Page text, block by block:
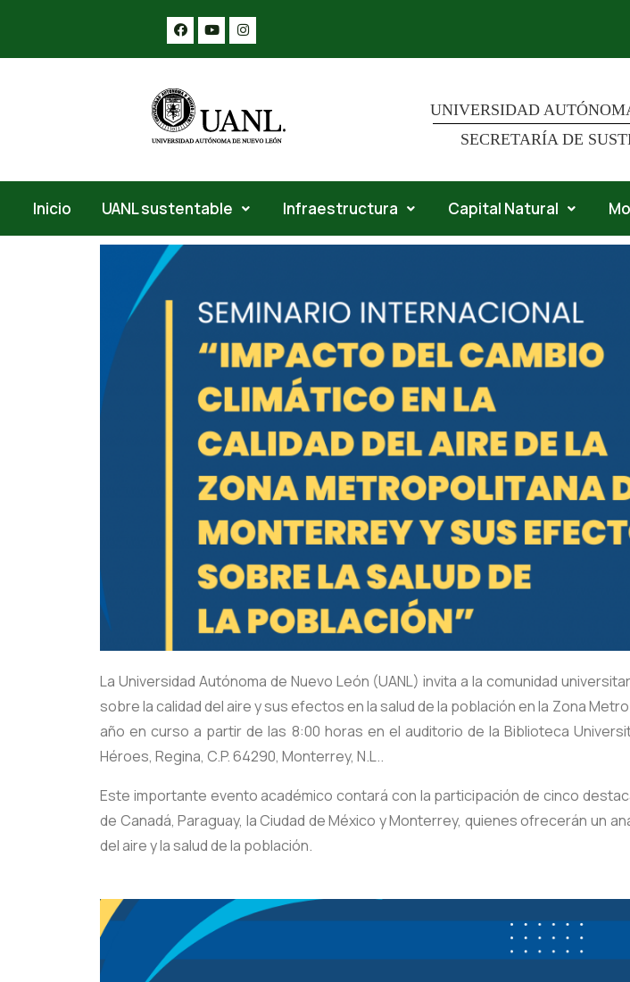
UNIVERSIDAD
SECRETARÍA DE
Inicio UANL sustentable Infraestructura Capital Natural
La Universidad Autónoma de Nuevo León (UANL) invita a la comunidad
sobre la calidad del aire y sus efectos en la salud de la población en la Zona
año en curso a partir de las 8:00 horas en el auditorio de la Biblioteca
Héroes, Regina, C.P. 64290, Monterrey, N.L..
Este importante evento académico contará con la participación de cinco
de Canadá, Paraguay, la Ciudad de México y Monterrey, quienes ofrecerán un
del aire y la salud de la población.